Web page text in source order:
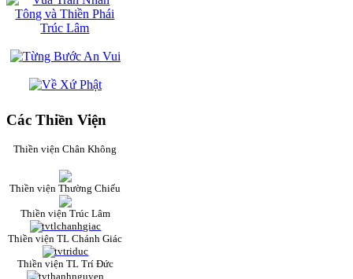
Các Thiền Viện
Thiền viện Chân Không
Thiền viện Thường Chiếu
Thiền viện Trúc Lâm
Thiền viện TL Chánh Giác
Thiền viện TL Trí Đức